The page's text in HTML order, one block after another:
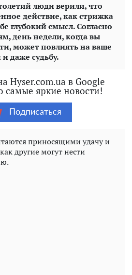
люди верили, что
действие, как стрижка
глубокий смысл. Согласно
день недели, когда вы
может повлиять на ваше
даже судьбу.
Hyser.com.ua в Google
самые яркие новости!
Подписаться
приносящими удачу и
другие могут нести